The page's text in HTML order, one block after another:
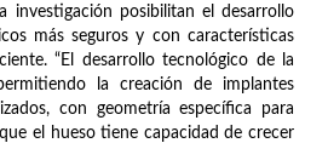
investigación posibilitan el desarrollo
más seguros y con características
“El desarrollo tecnológico de la
la creación de implantes
con geometría específica para
el hueso tiene capacidad de crecer